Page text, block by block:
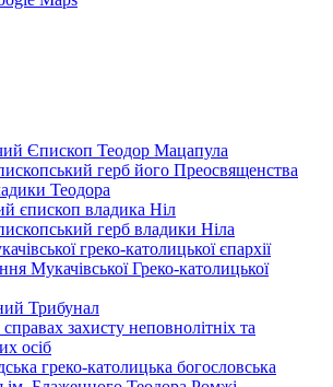
Єпископ Теодор Мацапула
герб його Преосвященства
Теодора
єпископ владика Ніл
герб владики Ніла
греко-католицької єпархії
Мукачівської Греко-католицької
Трибунал
справах захисту неповнолітніх та
осіб
греко-католицька богословська